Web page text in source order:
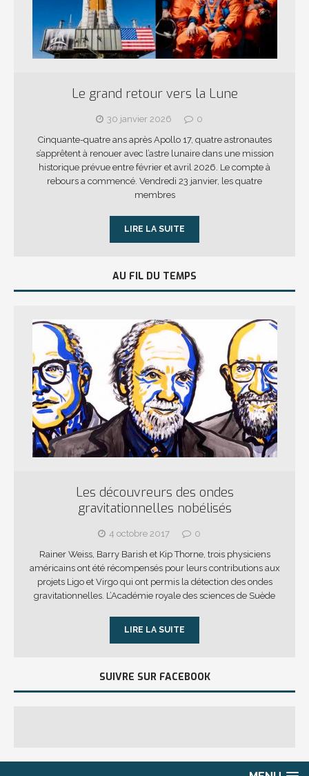
Le grand retour vers la Lune
30 janvier 2026
0
Cinquante-quatre ans après Apollo 17, quatre astronautes
s’apprêtent à renouer avec l’astre lunaire dans une mission
historique prévue entre février et avril 2026. Le compte à
rebours a commencé. Vendredi 23 janvier, les quatre
membres
LIRE LA SUITE
AU FIL DU TEMPS
Les découvreurs des ondes
gravitationnelles nobélisés
4 octobre 2017
0
Rainer Weiss, Barry Barish et Kip Thorne, trois physiciens
américains ont été récompensés pour leurs contributions aux
projets Ligo et Virgo qui ont permis la détection des ondes
gravitationnelles. L’Académie royale des sciences de Suède
LIRE LA SUITE
SUIVRE SUR FACEBOOK